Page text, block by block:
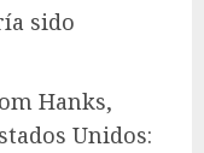
sido
Hanks,
Unidos: